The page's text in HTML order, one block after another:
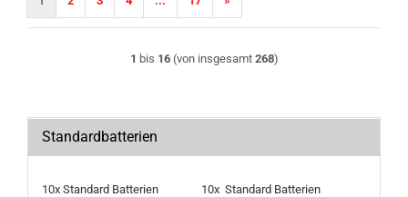
1 bis 16(von insgesamt 268)
Standardbatterien
10x Standard Batterien
10x Standard Batterien